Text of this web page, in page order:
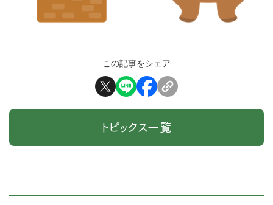
この記事をシェア
トピックス一覧